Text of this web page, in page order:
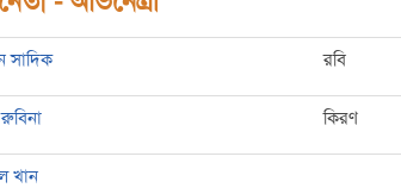
সাদিক রবি
কিরণ
খান